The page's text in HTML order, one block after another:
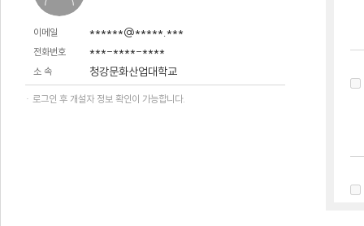
이메일 ******@*****.***
전화번호 ***-****-****
소 속 청강문화산업대학교
· 로그인 후 개설자 정보 확인이 가능합니다.